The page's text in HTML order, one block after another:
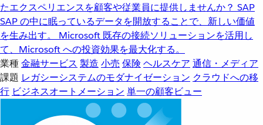
たエクスペリエンスを顧客や従業員に提供しませんか？ SAP
SAP の中に眠っているデータを開放することで、新しい価値
を生み出す。
Microsoft 既存の接続ソリューションを活用し
て、Microsoft への投資効果を最大化する。
業種金融サービス 製造 小売 保険 ヘルスケア 通信・メディア
課題 レガシーシステムのモダナイゼーション クラウドへの移
行 ビジネスオートメーション 単一の顧客ビュー